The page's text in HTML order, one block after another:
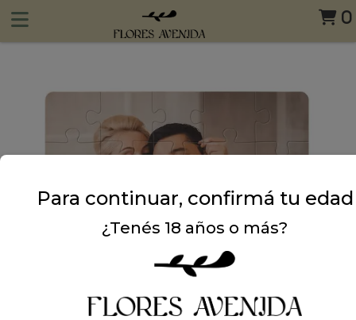
0
Para continuar, confirmá tu edad
¿Tenés 18 años o más?